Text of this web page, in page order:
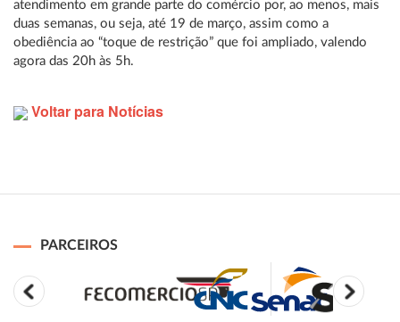
atendimento em grande parte do comércio por, ao menos, mais
duas semanas, ou seja, até 19 de março, assim como a
obediência ao “toque de restrição” que foi ampliado, valendo
agora das 20h às 5h.
Voltar para Notícias
PARCEIROS